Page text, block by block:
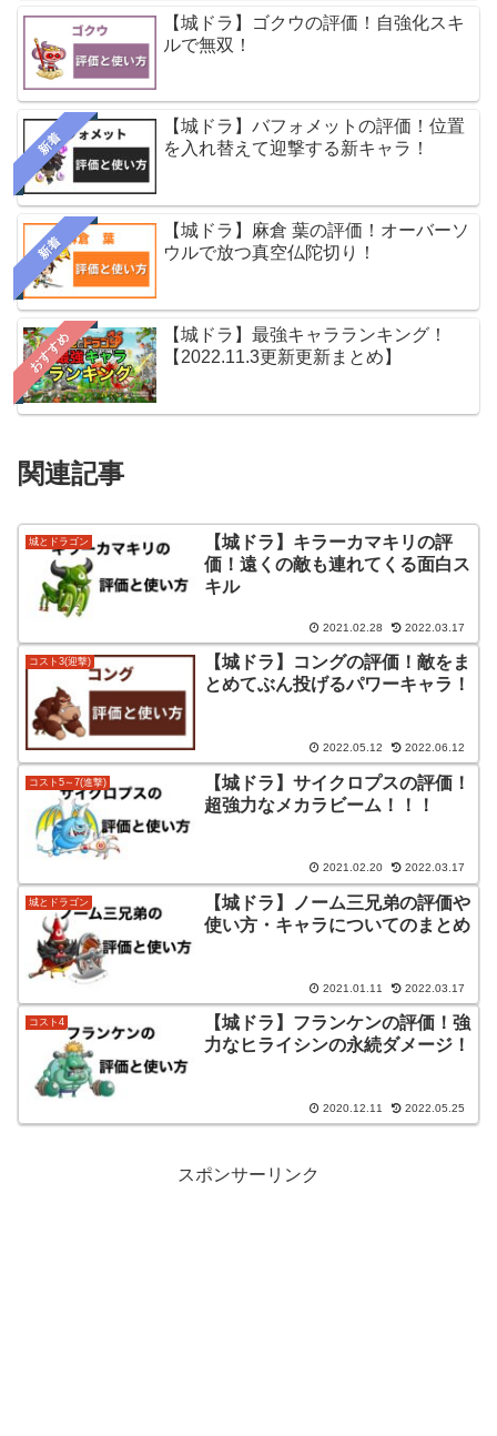
【城ドラ】ゴクウの評価！自強化スキ
ルで無双！
新着
【城ドラ】バフォメットの評価！位置
を入れ替えて迎撃する新キャラ！
新着
【城ドラ】麻倉 葉の評価！オーバーソ
ウルで放つ真空仏陀切り！
おすすめ
【城ドラ】最強キャラランキング！
【2022.11.3更新更新まとめ】
関連記事
城とドラゴン
【城ドラ】キラーカマキリの評
価！遠くの敵も連れてくる面白ス
キル
2021.02.28 2022.03.17
コスト3(迎撃)
【城ドラ】コングの評価！敵をま
とめてぶん投げるパワーキャラ！
2022.05.12 2022.06.12
コスト5～7(進撃)
【城ドラ】サイクロプスの評価！
超強力なメカラビーム！！！
2021.02.20 2022.03.17
城とドラゴン
【城ドラ】ノーム三兄弟の評価や
使い方・キャラについてのまとめ
2021.01.11 2022.03.17
コスト4
【城ドラ】フランケンの評価！強
力なヒライシンの永続ダメージ！
2020.12.11 2022.05.25
スポンサーリンク